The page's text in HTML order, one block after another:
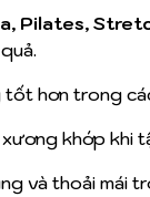
Pilates,
tốt hơn trong
khớp khi
và thoải mái